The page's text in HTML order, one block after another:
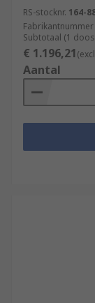
RS-stocknr. 164-
Fabrikantnummer
Subtotaal (1
€ 1.196,21
Aantal